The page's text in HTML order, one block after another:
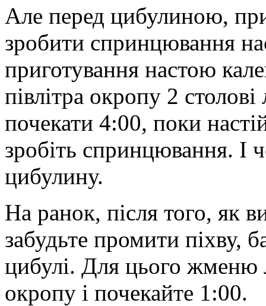
Але перед цибулиною,
зробити спринцювання
приготування настою
півлітра окропу 2
почекати 4:00, поки
зробіть спринцювання. І
цибулину.
На ранок, після того, як
забудьте промити піхву,
цибулі. Для цього жменю
окропу і почекайте 1:00.